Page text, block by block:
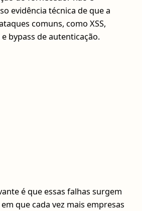
evidência técnica de que a
comuns, como XSS,
bypass de autenticação.
é que essas falhas surgem
que cada vez mais empresas